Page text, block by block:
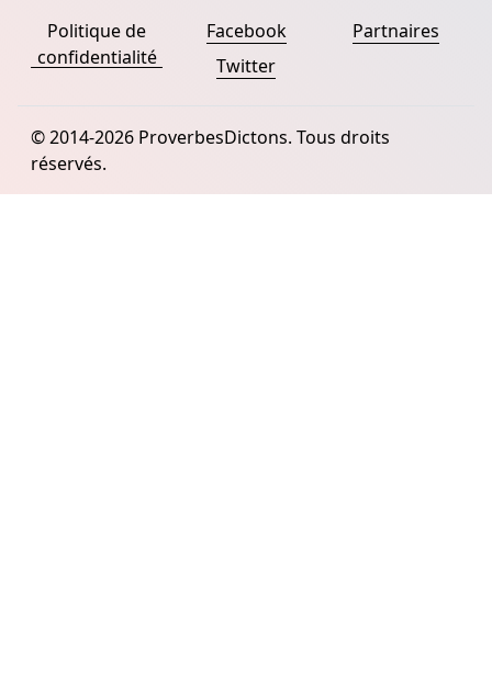
Politique de
confidentialité
Facebook
Twitter
Partnaires
© 2014-2026 ProverbesDictons. Tous droits
réservés.